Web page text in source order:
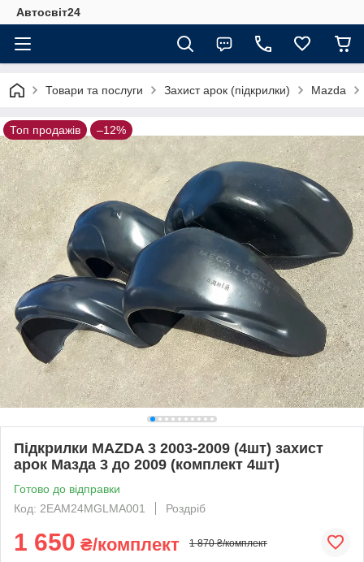
Автосвіт24
Товари та послуги Захист арок (підкрилки) Mazda
Топ продажів –12%
Підкрилки MAZDA 3 2003-2009 (4шт) захист
арок Мазда 3 до 2009 (комплект 4шт)
Готово до відправки
Код: 2EAM24MGLMA001
Роздріб
1 650 ₴/комплект 1 870 ₴/комплект